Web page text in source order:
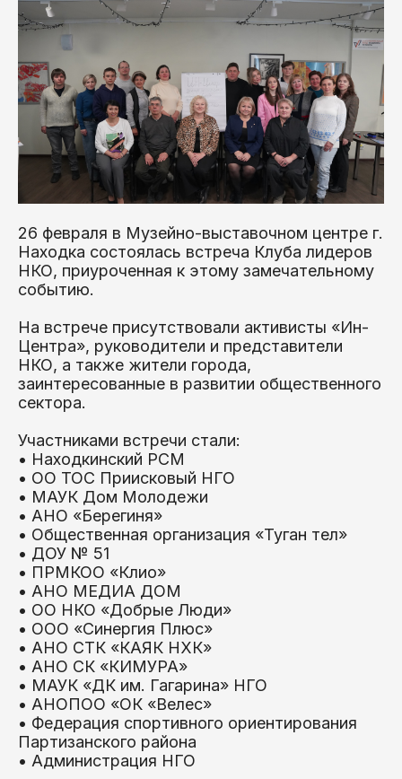
26 февраля в Музейно-выставочном центре г.
Находка состоялась встреча Клуба лидеров
НКО, приуроченная к этому замечательному
событию.
На встрече присутствовали активисты «Ин-
Центра», руководители и представители
НКО, а также жители города,
заинтересованные в развитии общественного
сектора.
Участниками встречи стали:
• Находкинский РСМ
• ОО ТОС Приисковый НГО
• МАУК Дом Молодежи
• АНО «Берегиня»
• Общественная организация «Туган тел»
• ДОУ № 51
• ПРМКОО «Клио»
• АНО МЕДИА ДОМ
• ОО НКО «Добрые Люди»
• ООО «Синергия Плюс»
• АНО СТК «КАЯК НХК»
• АНО СК «КИМУРА»
• МАУК «ДК им. Гагарина» НГО
• АНОПОО «ОК «Велес»
• Федерация спортивного ориентирования
Партизанского района
• Администрация НГО